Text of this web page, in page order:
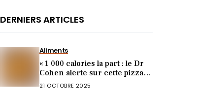
DERNIERS ARTICLES
Aliments
« 1 000 calories la part : le Dr
Cohen alerte sur cette pizza
piège pour votre ligne »
21 OCTOBRE 2025